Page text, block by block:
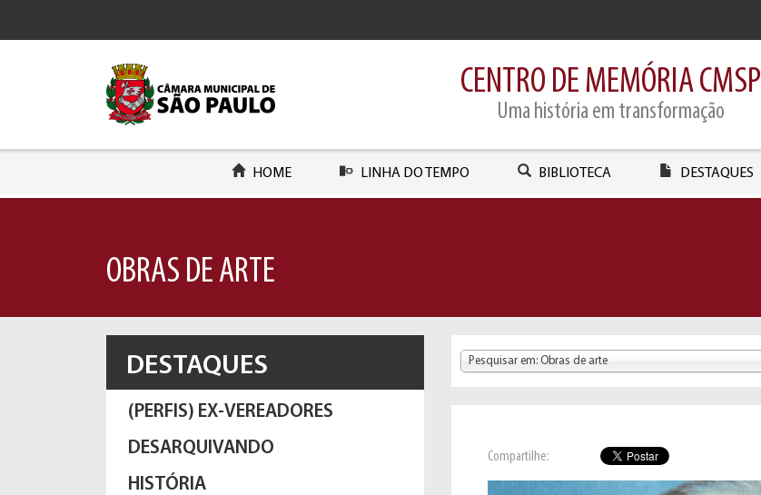
CENTRO DE MEMÓRIA CMSP
Uma história em transformação
HOME LINHA DO TEMPO BIBLIOTECA DESTAQUES
OBRAS DE ARTE
DESTAQUES
(PERFIS) EX-VEREADORES
DESARQUIVANDO
HISTÓRIA
Pesquisar em: Obras de arte
Compartilhe: